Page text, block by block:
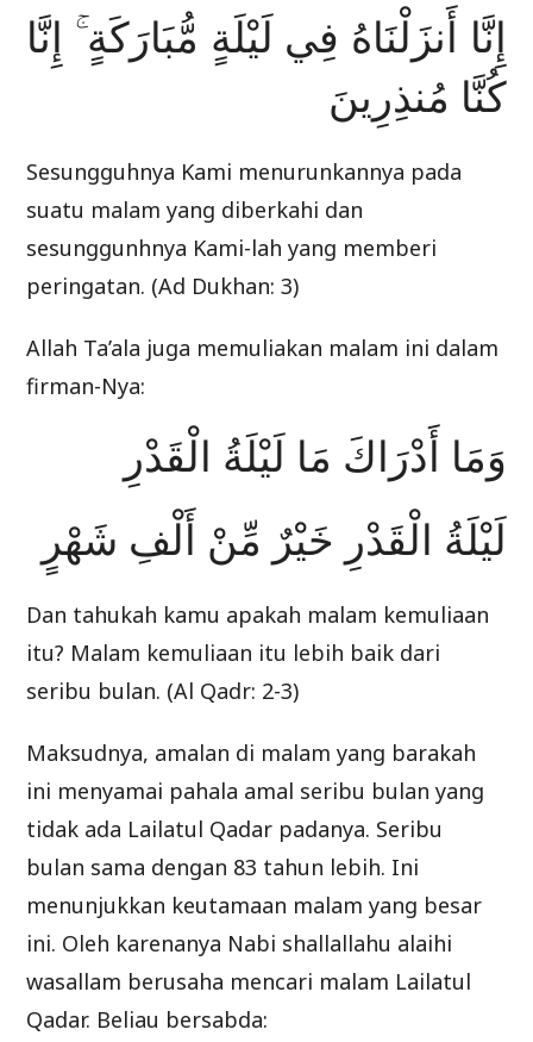
إِنَّا أَنزَلْنَاهُ فِي لَيْلَةٍ مُّبَارَكَةٍ ۚ إِنَّا
كُنَّا مُنذِرِينَ
Sesungguhnya Kami menurunkannya pada
suatu malam yang diberkahi dan
sesunggunhnya Kami-lah yang memberi
peringatan. (Ad Dukhan: 3)
Allah Ta’ala juga memuliakan malam ini dalam
firman-Nya:
وَمَا أَدْرَاكَ مَا لَيْلَةُ الْقَدْرِ
لَيْلَةُ الْقَدْرِ خَيْرٌ مِّنْ أَلْفِ شَهْرٍ
Dan tahukah kamu apakah malam kemuliaan
itu? Malam kemuliaan itu lebih baik dari
seribu bulan. (Al Qadr: 2-3)
Maksudnya, amalan di malam yang barakah
ini menyamai pahala amal seribu bulan yang
tidak ada Lailatul Qadar padanya. Seribu
bulan sama dengan 83 tahun lebih. Ini
menunjukkan keutamaan malam yang besar
ini. Oleh karenanya Nabi shallallahu alaihi
wasallam berusaha mencari malam Lailatul
Qadar. Beliau bersabda: